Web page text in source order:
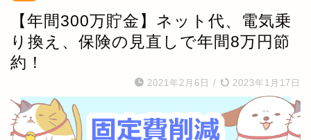
【年間300万貯金】ネット代、電気乗
り換え、保険の見直しで年間8万円節
約！
2021年2月6日 / 2023年1月17日